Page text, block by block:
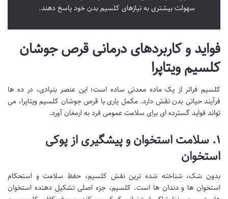
سهولت بیشتری به نیازهای کلسیم بدن خود پاسخ دهند.
فواید و کاربردهای درمانی قرص جوشان
کلسیم ویتاپرا
کلسیم فراتر از یک ماده معدنی ساده است؛ این عنصر بنیادی، در ده ها
فرآیند حیاتی بدن نقش دارد. مکمل یاری با قرص جوشان کلسیم ویتاپرا، می
تواند فواید گسترده ای برای سلامت عمومی فرد به ارمغان آورد.
۱. سلامت استخوان و پیشگیری از پوکی
استخوان
بدون شک، شناخته شده ترین نقش کلسیم، حفظ سلامت و استحکام
استخوان ها و دندان ها است. کلسیم، جزء اصلی تشکیل دهنده استخوان